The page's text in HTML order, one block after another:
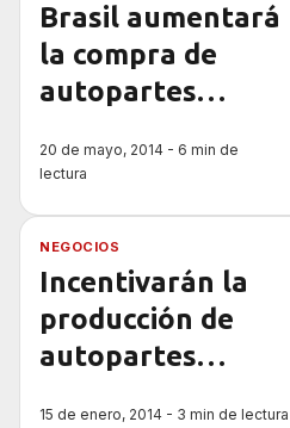
Brasil aumentará
la compra de
autopartes
Argentina
20 de mayo, 2014 - 6 min de
lectura
NEGOCIOS
Incentivarán la
producción de
autopartes
15 de enero, 2014 - 3 min de lectura